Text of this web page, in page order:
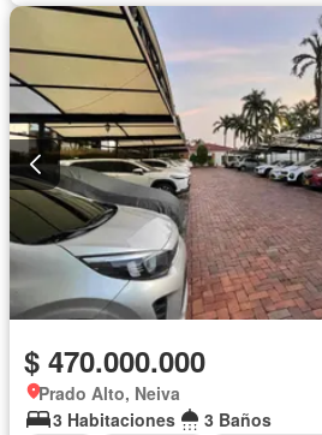
Seguridad privada
Tanque de agua
$ 470.000.000
Prado Alto, Neiva
3 Habitaciones
3 Baños